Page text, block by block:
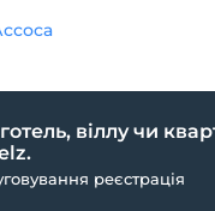
готель, віллу чи
реєстрація